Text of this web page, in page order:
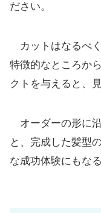
ださい。
カットはなるべ
特徴的なところか
クトを与えると、
オーダーの形に
と、完成した髪型
な成功体験にもな